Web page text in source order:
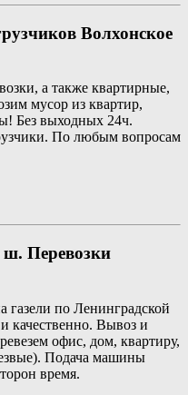
Волхонское
а также квартирные,
мусор из квартир,
Без выходных 24ч.
По любым вопросам
ш. Перевозки
газели по Ленинградской
качественно. Вывоз и
офис, дом, квартиру,
Подача машины
время.